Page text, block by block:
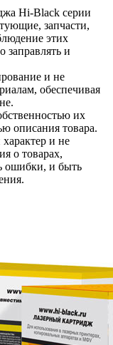
Hi-Black серии
запчасти,
этих
заправлять и
и не
обеспечивая
их
описания товара.
и не
о товарах,
ошибки, и быть